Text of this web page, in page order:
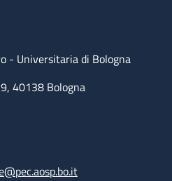
- Universitaria di Bologna
40138 Bologna